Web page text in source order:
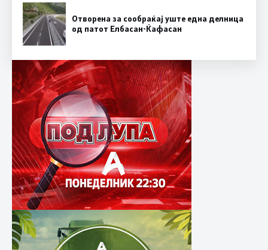
Отворена за сообраќај уште една делница
од патот Елбасан-Ќафасан